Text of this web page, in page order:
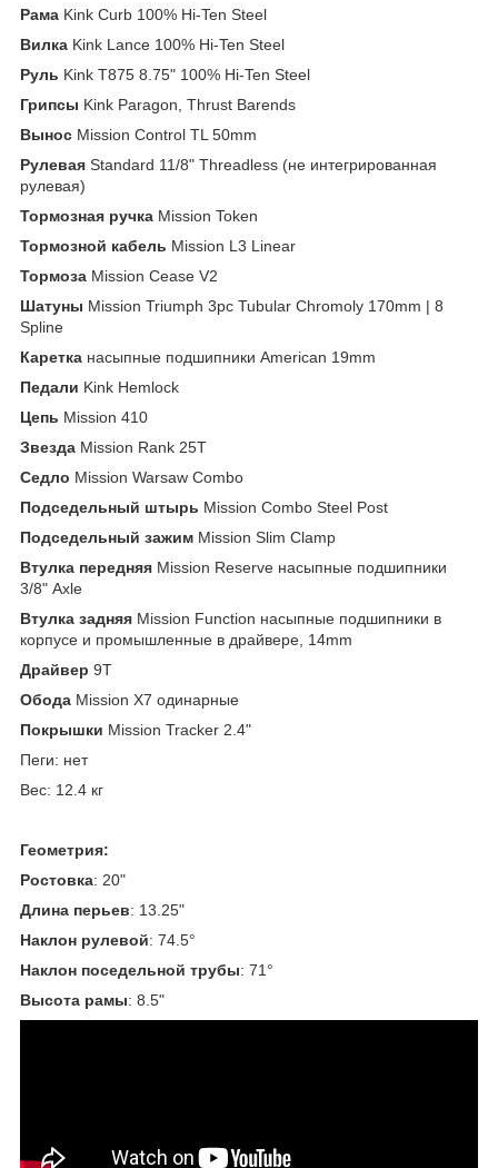
Рама Kink Curb 100% Hi-Ten Steel
Вилка Kink Lance 100% Hi-Ten Steel
Руль Kink T875 8.75" 100% Hi-Ten Steel
Грипсы Kink Paragon, Thrust Barends
Вынос Mission Control TL 50mm
Рулевая Standard 11/8" Threadless (не интегрированная
рулевая)
Тормозная ручка Mission Token
Тормозной кабель Mission L3 Linear
Тормоза Mission Cease V2
Шатуны Mission Triumph 3pc Tubular Chromoly 170mm | 8
Spline
Каретка насыпные подшипники American 19mm
Педали Kink Hemlock
Цепь Mission 410
Звезда Mission Rank 25T
Седло Mission Warsaw Combo
Подседельный штырь Mission Combo Steel Post
Подседельный зажим Mission Slim Clamp
Втулка передняя Mission Reserve насыпные подшипники
3/8" Axle
Втулка задняя Mission Function насыпные подшипники в
корпусе и промышленные в драйвере, 14mm
Драйвер 9T
Обода Mission X7 одинарные
Покрышки Mission Tracker 2.4"
Пеги: нет
Вес: 12.4 кг
Геометрия:
Ростовка: 20"
Длина перьев: 13.25"
Наклон рулевой: 74.5°
Наклон поседельной трубы: 71°
Высота рамы: 8.5"